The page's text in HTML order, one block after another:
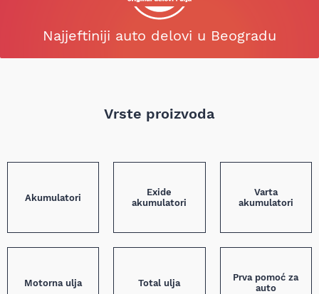
Najjeftiniji auto delovi u Beogradu
Vrste proizvoda
Akumulatori
Exide
akumulatori
Varta
akumulatori
Motorna ulja Total ulja
Prva pomoć za
auto